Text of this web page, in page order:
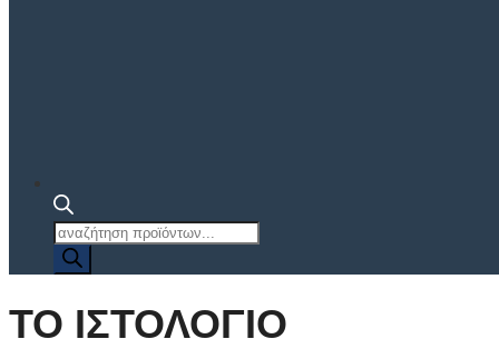
Αναζήτηση
προϊόντων
ΤΟ ΙΣΤΟΛΌΓΙΟ